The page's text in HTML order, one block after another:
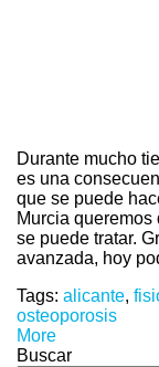
Durante mucho
es una
que se puede
Murcia
se puede tratar.
avanzada, hoy
Tags: alicante,
osteoporosis
More
Buscar